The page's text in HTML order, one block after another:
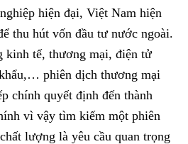
hiện đại, Việt Nam hiện
thu hút vốn đầu tư nước ngoài.
kinh tế, thương mại, điện tử
phiên dịch thương mại
chính quyết định đến thành
vì vậy tìm kiếm một phiên
lượng là yêu cầu quan trọng